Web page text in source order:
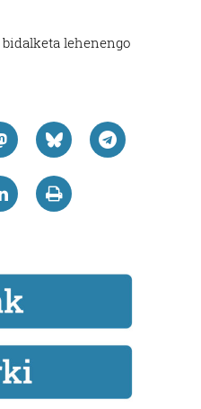
bidalketa lehenengo